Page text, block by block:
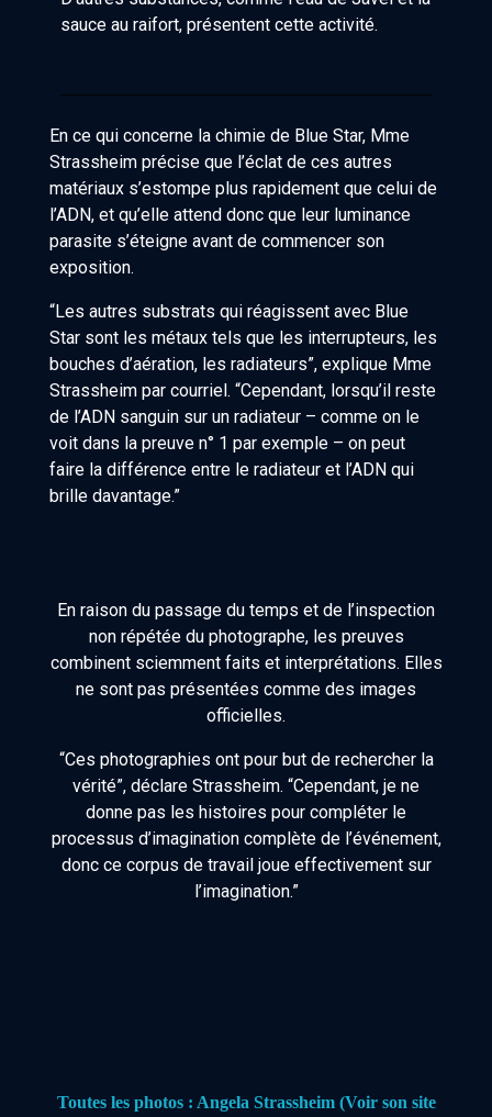
sauce au raifort, présentent cette activité.
En ce qui concerne la chimie de Blue Star, Mme
Strassheim précise que l’éclat de ces autres
matériaux s’estompe plus rapidement que celui de
l’ADN, et qu’elle attend donc que leur luminance
parasite s’éteigne avant de commencer son
exposition.
“Les autres substrats qui réagissent avec Blue
Star sont les métaux tels que les interrupteurs, les
bouches d’aération, les radiateurs”, explique Mme
Strassheim par courriel. “Cependant, lorsqu’il reste
de l’ADN sanguin sur un radiateur – comme on le
voit dans la preuve n° 1 par exemple – on peut
faire la différence entre le radiateur et l’ADN qui
brille davantage.”
En raison du passage du temps et de l’inspection
non répétée du photographe, les preuves
combinent sciemment faits et interprétations. Elles
ne sont pas présentées comme des images
officielles.
“Ces photographies ont pour but de rechercher la
vérité”, déclare Strassheim. “Cependant, je ne
donne pas les histoires pour compléter le
processus d’imagination complète de l’événement,
donc ce corpus de travail joue effectivement sur
l’imagination.”
Toutes les photos : Angela Strassheim (Voir son site